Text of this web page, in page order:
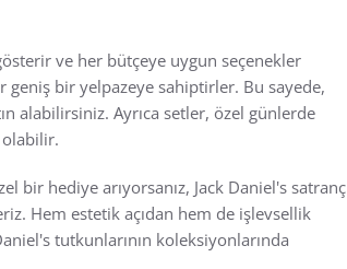
ve her bütçeye uygun seçenekler
geniş bir yelpazeye sahiptirler. Bu sayede,
alabilirsiniz. Ayrıca setler, özel günlerde
bir hediye arıyorsanız, Jack Daniel's satranç
Hem estetik açıdan hem de işlevsellik
tutkunlarının koleksiyonlarında